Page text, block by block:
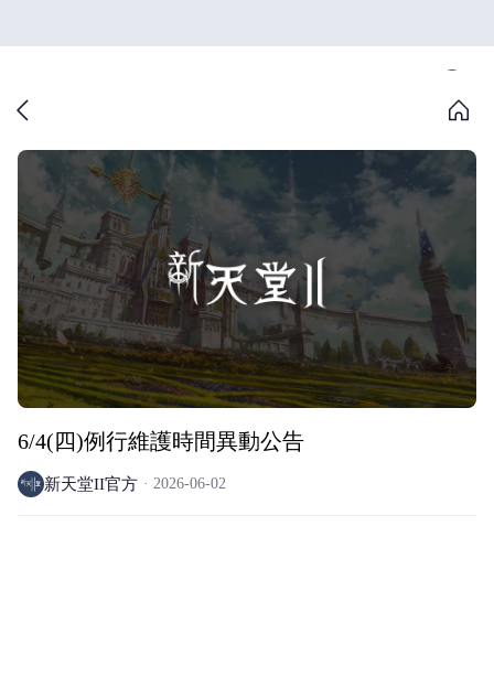
6/4(四)例行維護時間異動公告
新天堂II官方 2026-06-02